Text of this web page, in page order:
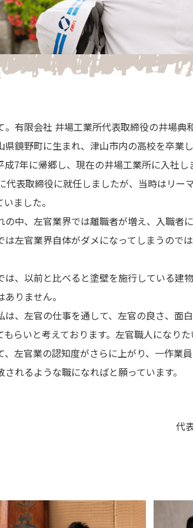
。有限会社 井場工業所代表取締役の井場典
県鏡野町に生まれ、津山市内の高校を卒業
成7年に帰郷し、現在の井場工業所に入社し
代表取締役に就任しましたが、当時はリー
ました。
の中、左官業界では離職者が増え、入職者
は左官業界自体がダメになってしまうので
は、以前と比べると塗壁を施行している建
りません。
は、左官の仕事を通して、左官の良さ、面
もらいと考えております。左官職人になり
、左官業の認知度がさらに上がり、一作業
されるような職になればと願っています。
代